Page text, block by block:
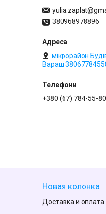
380968978896
мікрорайон
Вараш
+380 (67) 784-55-80
Новая колонка
Доставка и оплата